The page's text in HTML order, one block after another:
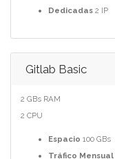
Dedicadas 2 IP
Gitlab Basic
2 GBs RAM
2 CPU
Espacio 100 GBs
Tráfico Mensual